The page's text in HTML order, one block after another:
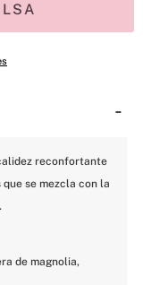
reconfortante
se mezcla con la
de magnolia,